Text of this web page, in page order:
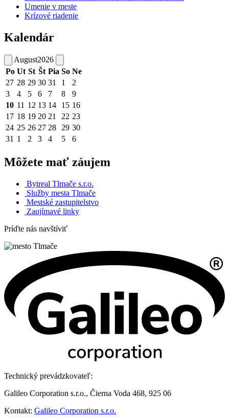
Umenie v meste
Krízové riadenie
Kalendár
August2026
Po Ut St Št Pia So Ne
27 28 29 30 31 1
2
3
4 5 6 7 8
9
10 11 12 13 14 15 16
17 18 19 20 21 22 23
24 25 26 27 28 29 30
31 1 2 3 4 5 6
Môžete mať záujem
Bytreal Tlmače s.r.o.
Služby mesta Tlmače
Mestské zastupitelstvo
Zaujímavé linky
Príďte nás navštíviť
Technický prevádzkovateľ:
Galileo Corporation s.r.o., Čierna Voda 468, 925 06
Kontakt: Galileo Corporation s.r.o.